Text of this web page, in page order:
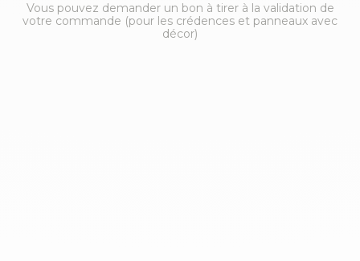
Vous pouvez demander un bon à tirer à la validation de
votre commande (pour les crédences et panneaux avec
décor)